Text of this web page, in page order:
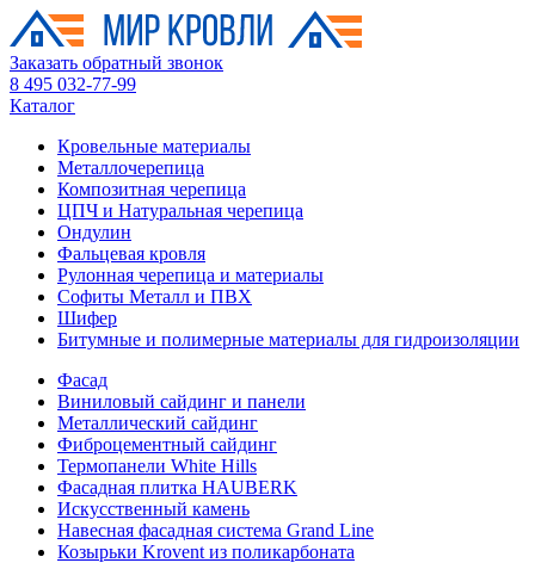
Заказать обратный звонок
8 495 032-77-99
Каталог
Кровельные материалы
Металлочерепица
Композитная черепица
ЦПЧ и Натуральная черепица
Ондулин
Фальцевая кровля
Рулонная черепица и материалы
Софиты Металл и ПВХ
Шифер
Битумные и полимерные материалы для гидроизоляции
Фасад
Виниловый сайдинг и панели
Металлический сайдинг
Фиброцементный сайдинг
Термопанели White Hills
Фасадная плитка HAUBERK
Искусственный камень
Навесная фасадная система Grand Line
Козырьки Krovent из поликарбоната